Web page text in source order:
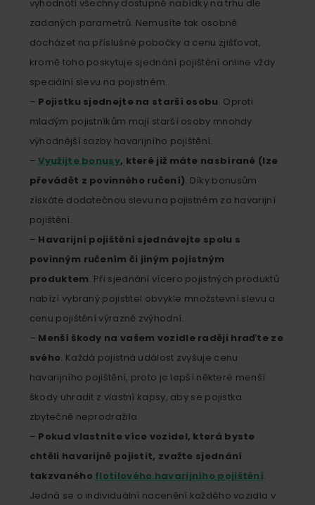
vyhodnotí všechny dostupné nabídky na trhu dle
zadaných parametrů. Nemusíte tak osobně
docházet na příslušné pobočky a cenu zjišťovat,
kromě toho poskytuje sjednání pojištění online vždy
speciální slevu na pojistném.
– Pojistku sjednejte na starší osobu. Oproti
mladým pojistníkům mají starší osoby mnohdy
výhodnější sazby havarijního pojištění.
–Využijte bonusy, které již máte nasbírané (lze
převádět z povinného ručení). Díky bonusům
získáte dodatečnou slevu na pojistném za havarijní
pojištění.
– Havarijní pojištění sjednávejte spolu s
povinným ručením či jiným pojistným
produktem. Při sjednání vícero pojistných produktů
nabízí vybraný pojistitel obvykle množstevní slevu a
cenu pojištění výrazně zvýhodní.
– Menší škody na vašem vozidle raději hraďte ze
svého. Každá pojistná událost zvyšuje cenu
havarijního pojištění, proto je lepší některé menší
škody uhradit z vlastní kapsy, aby se pojistka
zbytečně neprodražila.
– Pokud vlastníte více vozidel, která byste
chtěli havarijně pojistit, zvažte sjednání
takzvaného flotilového havarijního pojištění.
Jedná se o individuální nacenění každého vozidla v